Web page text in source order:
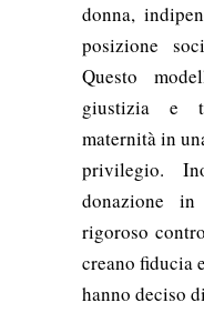
donna,
posizione
Questo
giustizia e
maternità in
privilegio.
donazione
rigoroso
creano fiducia
hanno deciso